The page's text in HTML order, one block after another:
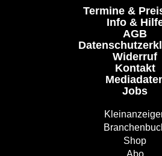
Termine &
Info &
AGB
Widerruf
Kontakt
Jobs
Shop